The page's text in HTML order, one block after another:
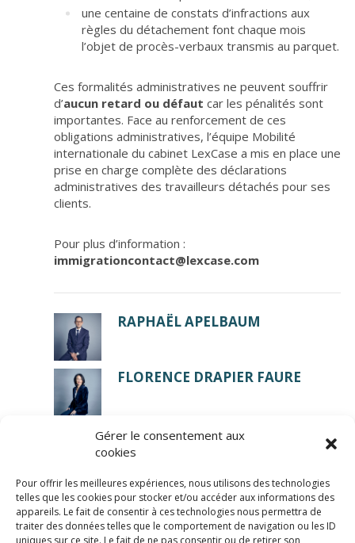
Gérer le consentement aux
cookies
Pour offrir les meilleures expériences, nous utilisons des technologies
telles que les cookies pour stocker et/ou accéder aux informations des
appareils. Le fait de consentir à ces technologies nous permettra de
traiter des données telles que le comportement de navigation ou les ID
uniques sur ce site. Le fait de ne pas consentir ou de retirer son
une centaine de constats d’infractions aux
règles du détachement font chaque mois
l’objet de procès-verbaux transmis au parquet.
Ces formalités administratives ne peuvent souffrir
d’aucun retard ou défaut car les pénalités sont
importantes. Face au renforcement de ces
obligations administratives, l’équipe Mobilité
internationale du cabinet LexCase a mis en place une
prise en charge complète des déclarations
administratives des travailleurs détachés pour ses
clients.
Pour plus d’information :
immigrationcontact@lexcase.com
RAPHAËL APELBAUM
FLORENCE DRAPIER FAURE